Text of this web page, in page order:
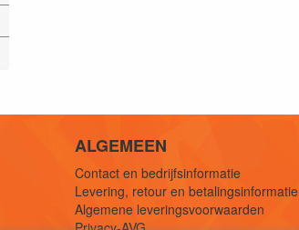
ALGEMEEN
Contact en bedrijfsinformatie
Levering, retour en betalingsinformatie
Algemene leveringsvoorwaarden